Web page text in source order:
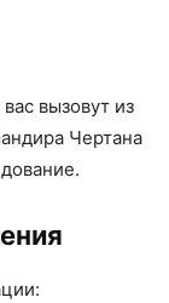
вызовут из
Чертана